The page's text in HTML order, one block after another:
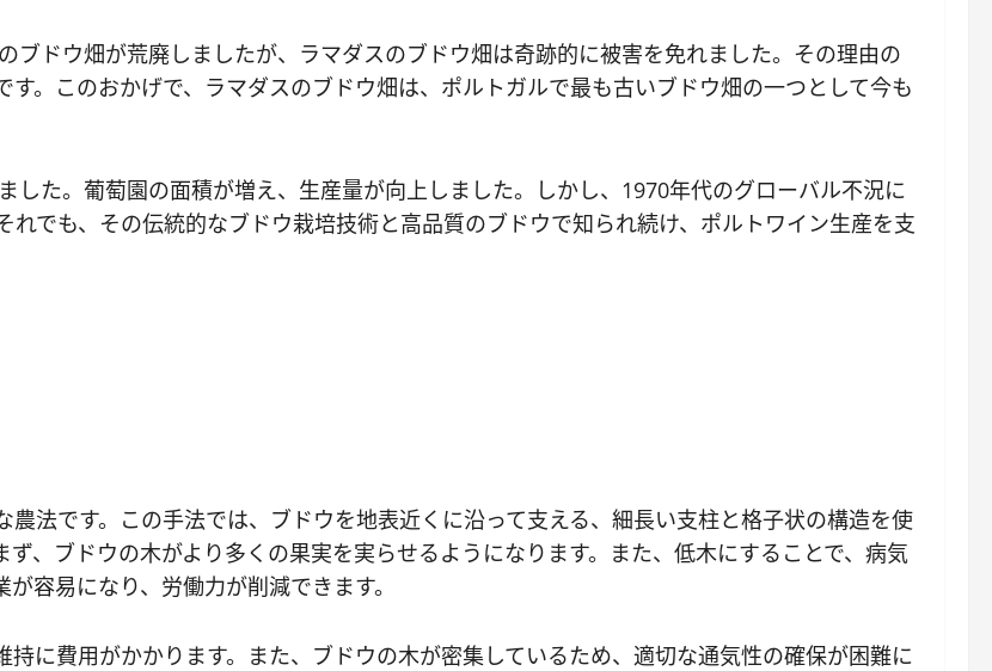
ドウ畑が荒廃しましたが、ラマダスのブドウ畑は奇跡的に被害を免れました。その理由の
。このおかげで、ラマダスのブドウ畑は、ポルトガルで最も古いブドウ畑の一つとして今も
した。葡萄園の面積が増え、生産量が向上しました。しかし、1970年代のグローバル不況に
でも、その伝統的なブドウ栽培技術と高品質のブドウで知られ続け、ポルトワイン生産を支
法です。この手法では、ブドウを地表近くに沿って支える、細長い支柱と格子状の構造を使
、ブドウの木がより多くの果実を実らせるようになります。また、低木にすることで、病気
容易になり、労働力が削減できます。
に費用がかかります。また、ブドウの木が密集しているため、適切な通気性の確保が困難に